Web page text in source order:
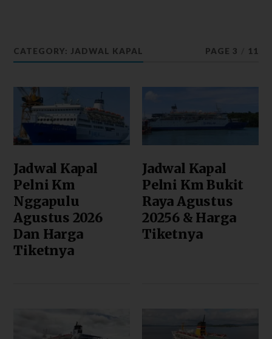
CATEGORY: JADWAL KAPAL PAGE 3 11
Jadwal Kapal
Pelni Km
Nggapulu
Agustus 2026
Dan Harga
Tiketnya
Jadwal Kapal
Pelni Km Bukit
Raya Agustus
20256 & Harga
Tiketnya